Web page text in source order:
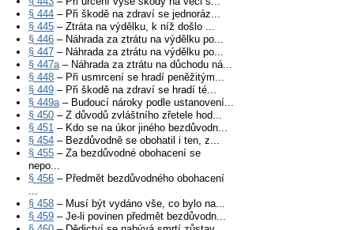
§ 444 – Při škodě na zdraví se jednoráz...
§ 445 – Ztráta na výdělku, k níž došlo ...
§ 446 – Náhrada za ztrátu na výdělku po...
§ 447 – Náhrada za ztrátu na výdělku po...
§ 447a– Náhrada za ztrátu na důchodu ná...
§ 448 – Při usmrcení se hradí peněžitým...
§ 449 – Při škodě na zdraví se hradí té...
§ 449a– Budoucí nároky podle ustanovení...
§ 450 – Z důvodů zvláštního zřetele hod...
§ 451 – Kdo se na úkor jiného bezdůvodn...
§ 454 – Bezdůvodně se obohatil i ten, z...
§ 455 – Za bezdůvodné obohacení se
nepo...
§ 456 – Předmět bezdůvodného obohacení
...
§ 458 – Musí být vydáno vše, co bylo na...
§ 459 – Je-li povinen předmět bezdůvodn...